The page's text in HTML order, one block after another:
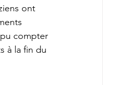
ont
compter
à la fin du